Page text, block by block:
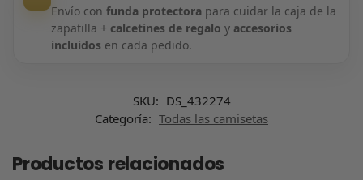
Envío con funda protectorapara cuidar la caja de la
zapatilla + calcetines de regalo y accesorios
incluidos en cada pedido.
SKU: DS_432274
Categoría: Todas las camisetas
Productos relacionados